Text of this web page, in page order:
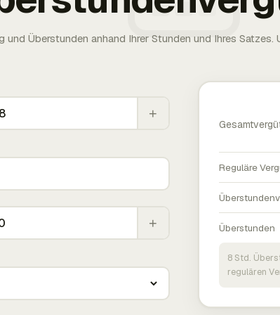
und Überstunden anhand Ihrer Stunden und Ihres
+
+
Reguläre
Überstunden
8 Std.
regulären